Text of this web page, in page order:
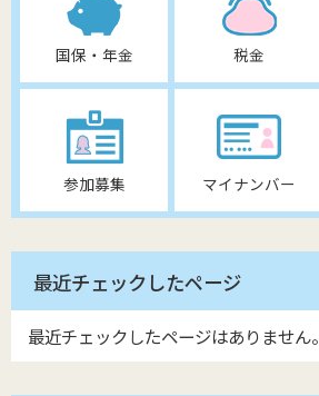
国保・年金 税金
参加募集 マイナンバー
最近チェックしたページ
最近チェックしたページはありません。